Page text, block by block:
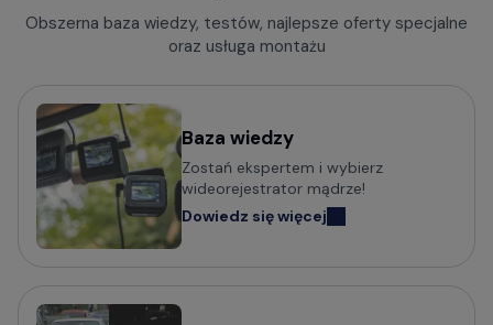
Kamery samochodowe z trybem parkingowym
Rejestratory trasy z czujnikiem ruchu
Mini kamery do samochodu - małe i dyskretne
Kamery samochodowe z obsługą komend głosowych
Wideorejestratory klasy Premium
Kamery samochodowe odczytujące tablice w nocy (z
Obszerna baza wiedzy, testów, najlepsze oferty specjalne
oraz usługa montażu
Baza wiedzy
Zostań ekspertem i wybierz
wideorejestrator mądrze!
Dowiedz się więcej